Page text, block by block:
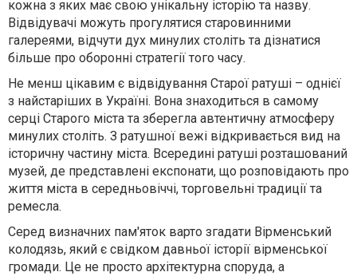
кожна з яких має свою унікальну історію та назву.
Відвідувачі можуть прогулятися старовинними
галереями, відчути дух минулих століть та дізнатися
більше про оборонні стратегії того часу.
Не менш цікавим є відвідування Старої ратуші – однієї
з найстаріших в Україні. Вона знаходиться в самому
серці Старого міста та зберегла автентичну атмосферу
минулих століть. З ратушної вежі відкривається вид на
історичну частину міста. Всередині ратуші розташований
музей, де представлені експонати, що розповідають про
життя міста в середньовіччі, торговельні традиції та
ремесла.
Серед визначних пам'яток варто згадати Вірменський
колодязь, який є свідком давньої історії вірменської
громади. Це не просто архітектурна споруда, а